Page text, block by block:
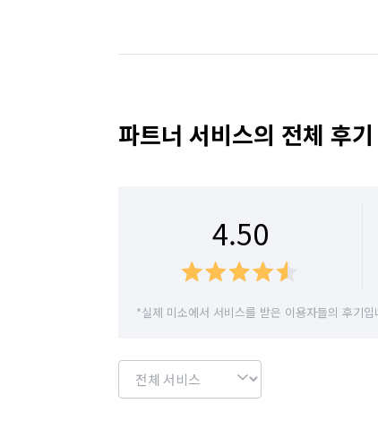
경기 안산시 상록구 경기 안양시 동안구
경기 하남시 경기 화성시
서울 강서구 서울 구로구 서울 금
서울 용산구 서울 은평구
파트너 서비스의 전체 후기
4.50
*실제 미소에서 서비스를 받은 이용자들의 후기입